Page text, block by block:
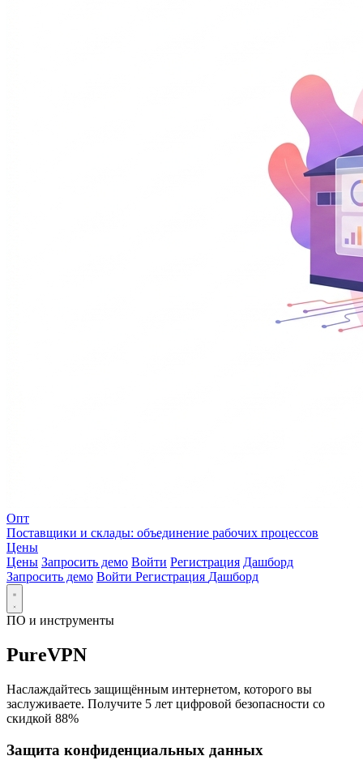
Опт
Поставщики и склады: объединение рабочих процессов
Цены
Цены Запросить демо Войти Регистрация Дашборд
Запросить демо Войти Регистрация Дашборд
ПО и инструменты
PureVPN
Наслаждайтесь защищённым интернетом, которого вы
заслуживаете. Получите 5 лет цифровой безопасности со
скидкой 88%
Защита конфиденциальных данных